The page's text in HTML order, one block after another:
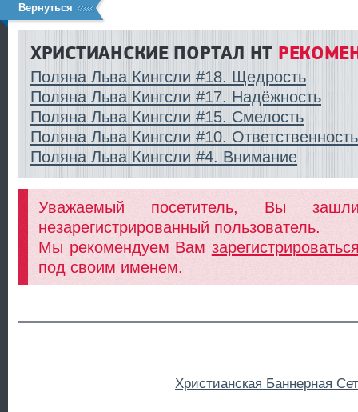
Вернуться
ХРИСТИАНСКИЕ ПОРТАЛ HT
Поляна Льва Кингсли #18. Щедрость
Поляна Льва Кингсли #17. Надёжность
Поляна Льва Кингсли #15. Смелость
Поляна Льва Кингсли #10. Ответственность
Поляна Льва Кингсли #4. Внимание
Уважаемый посетитель, Вы
незарегистрированный пользователь.
Мы рекомендуем Вам
под своим именем.
Христианская Баннерная